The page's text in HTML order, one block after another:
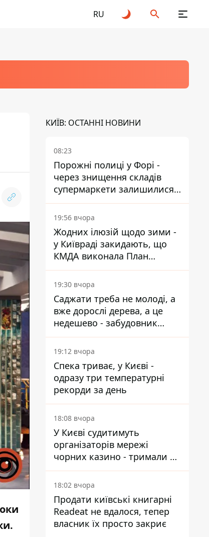
RU
КИЇВ: ОСТАННІ НОВИНИ
08:23
Порожні полиці у Форі -
через знищення складів
супермаркети залишилися
без асортименту
19:56 вчора
Жодних ілюзій щодо зими -
у Київраді закидають, що
КМДА виконала План
стійкості на 20%
19:30 вчора
Саджати треба не молоді, а
вже дорослі дерева, а це
недешево - забудовник
Ніконов
19:12 вчора
Спека триває, у Києві -
одразу три температурні
рекорди за день
18:08 вчора
У Києві судитимуть
організаторів мережі
чорних казино - тримали 39
закладів
18:02 вчора
Продати київські книгарні
Readeat не вдалося, тепер
власник їх просто закриє